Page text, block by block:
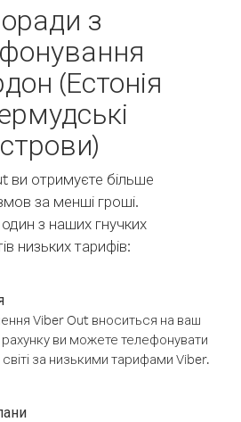
з
(Естонія
ви отримуєте більше
за менші гроші.
один з наших гнучких
низьких тарифів:
Viber Out вноситься на ваш
ви можете телефонувати
за низькими тарифами Viber.